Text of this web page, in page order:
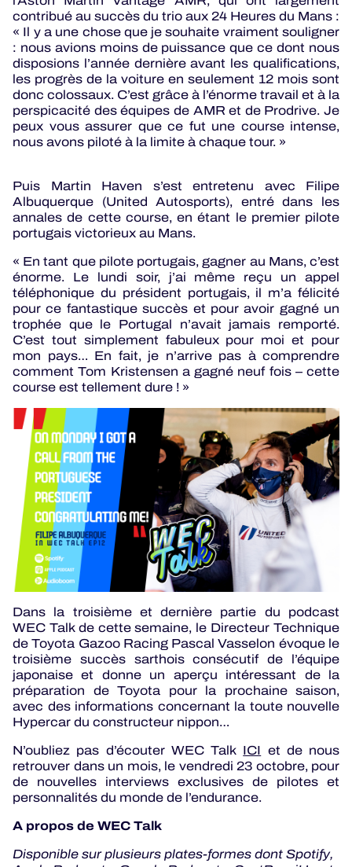
contribué au succès du trio aux 24 Heures du Mans :
« Il y a une chose que je souhaite vraiment souligner
: nous avions moins de puissance que ce dont nous
disposions l’année dernière avant les qualifications,
les progrès de la voiture en seulement 12 mois sont
donc colossaux. C’est grâce à l’énorme travail et à la
perspicacité des équipes de AMR et de Prodrive. Je
peux vous assurer que ce fut une course intense,
nous avons piloté à la limite à chaque tour. »
Puis Martin Haven s’est entretenu avec Filipe
Albuquerque (United Autosports), entré dans les
annales de cette course, en étant le premier pilote
portugais victorieux au Mans.
« En tant que pilote portugais, gagner au Mans, c’est
énorme. Le lundi soir, j’ai même reçu un appel
téléphonique du président portugais, il m’a félicité
pour ce fantastique succès et pour avoir gagné un
trophée que le Portugal n’avait jamais remporté.
C’est tout simplement fabuleux pour moi et pour
mon pays… En fait, je n’arrive pas à comprendre
comment Tom Kristensen a gagné neuf fois – cette
course est tellement dure ! »
Dans la troisième et dernière partie du podcast
WEC Talk de cette semaine, le Directeur Technique
de Toyota Gazoo Racing Pascal Vasselon évoque le
troisième succès sarthois consécutif de l’équipe
japonaise et donne un aperçu intéressant de la
préparation de Toyota pour la prochaine saison,
avec des informations concernant la toute nouvelle
Hypercar du constructeur nippon…
N’oubliez pas d’écouter WEC Talk ICI et de nous
retrouver dans un mois, le vendredi 23 octobre, pour
de nouvelles interviews exclusives de pilotes et
personnalités du monde de l’endurance.
A propos de WEC Talk
Disponible sur plusieurs plates-formes dont Spotify,